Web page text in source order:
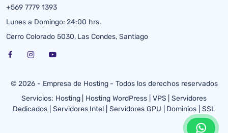
+569 7779 1393
Lunes a Domingo: 24:00 hrs.
Cerro Colorado 5030, Las Condes, Santiago
© 2026 - Empresa de Hosting - Todos los derechos reservados
Servicios: Hosting| Hosting WordPress VPS |Servidores
Dedicados| Servidores Intel Servidores GPU Dominios |SSL